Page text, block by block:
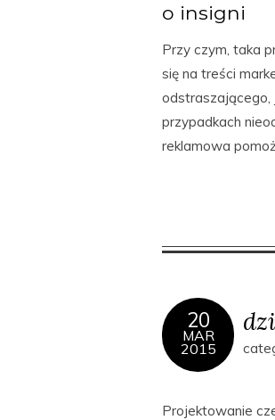
o insigni
Przy czym, taka
się na treści
odstraszającego,
przypadkach
reklamowa
20
MAR
2015
Projektowanie